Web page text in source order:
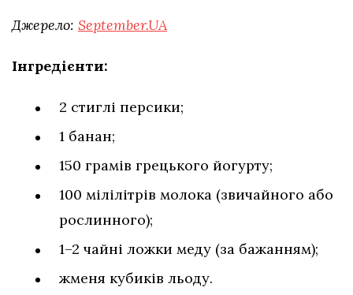
Джерело: September.UA
Інгредієнти:
2 стиглі персики;
1 банан;
150 грамів грецького йогурту;
100 мілілітрів молока (звичайного або
рослинного);
1–2 чайні ложки меду (за бажанням);
жменя кубиків льоду.